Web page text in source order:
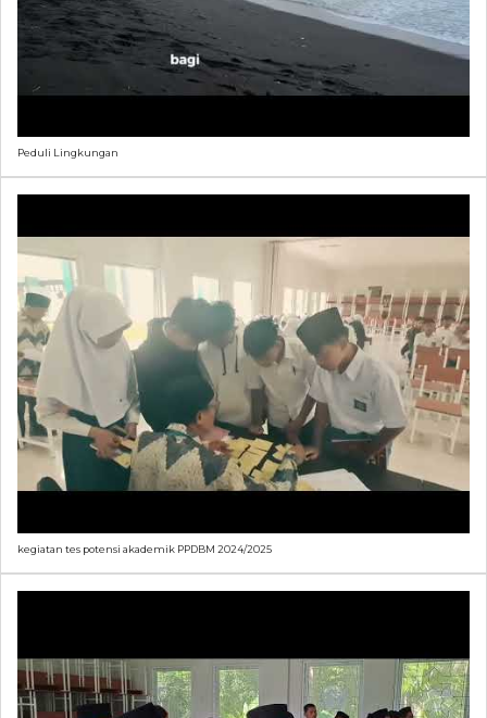
Peduli Lingkungan
kegiatan tes potensi akademik PPDBM 2024/2025